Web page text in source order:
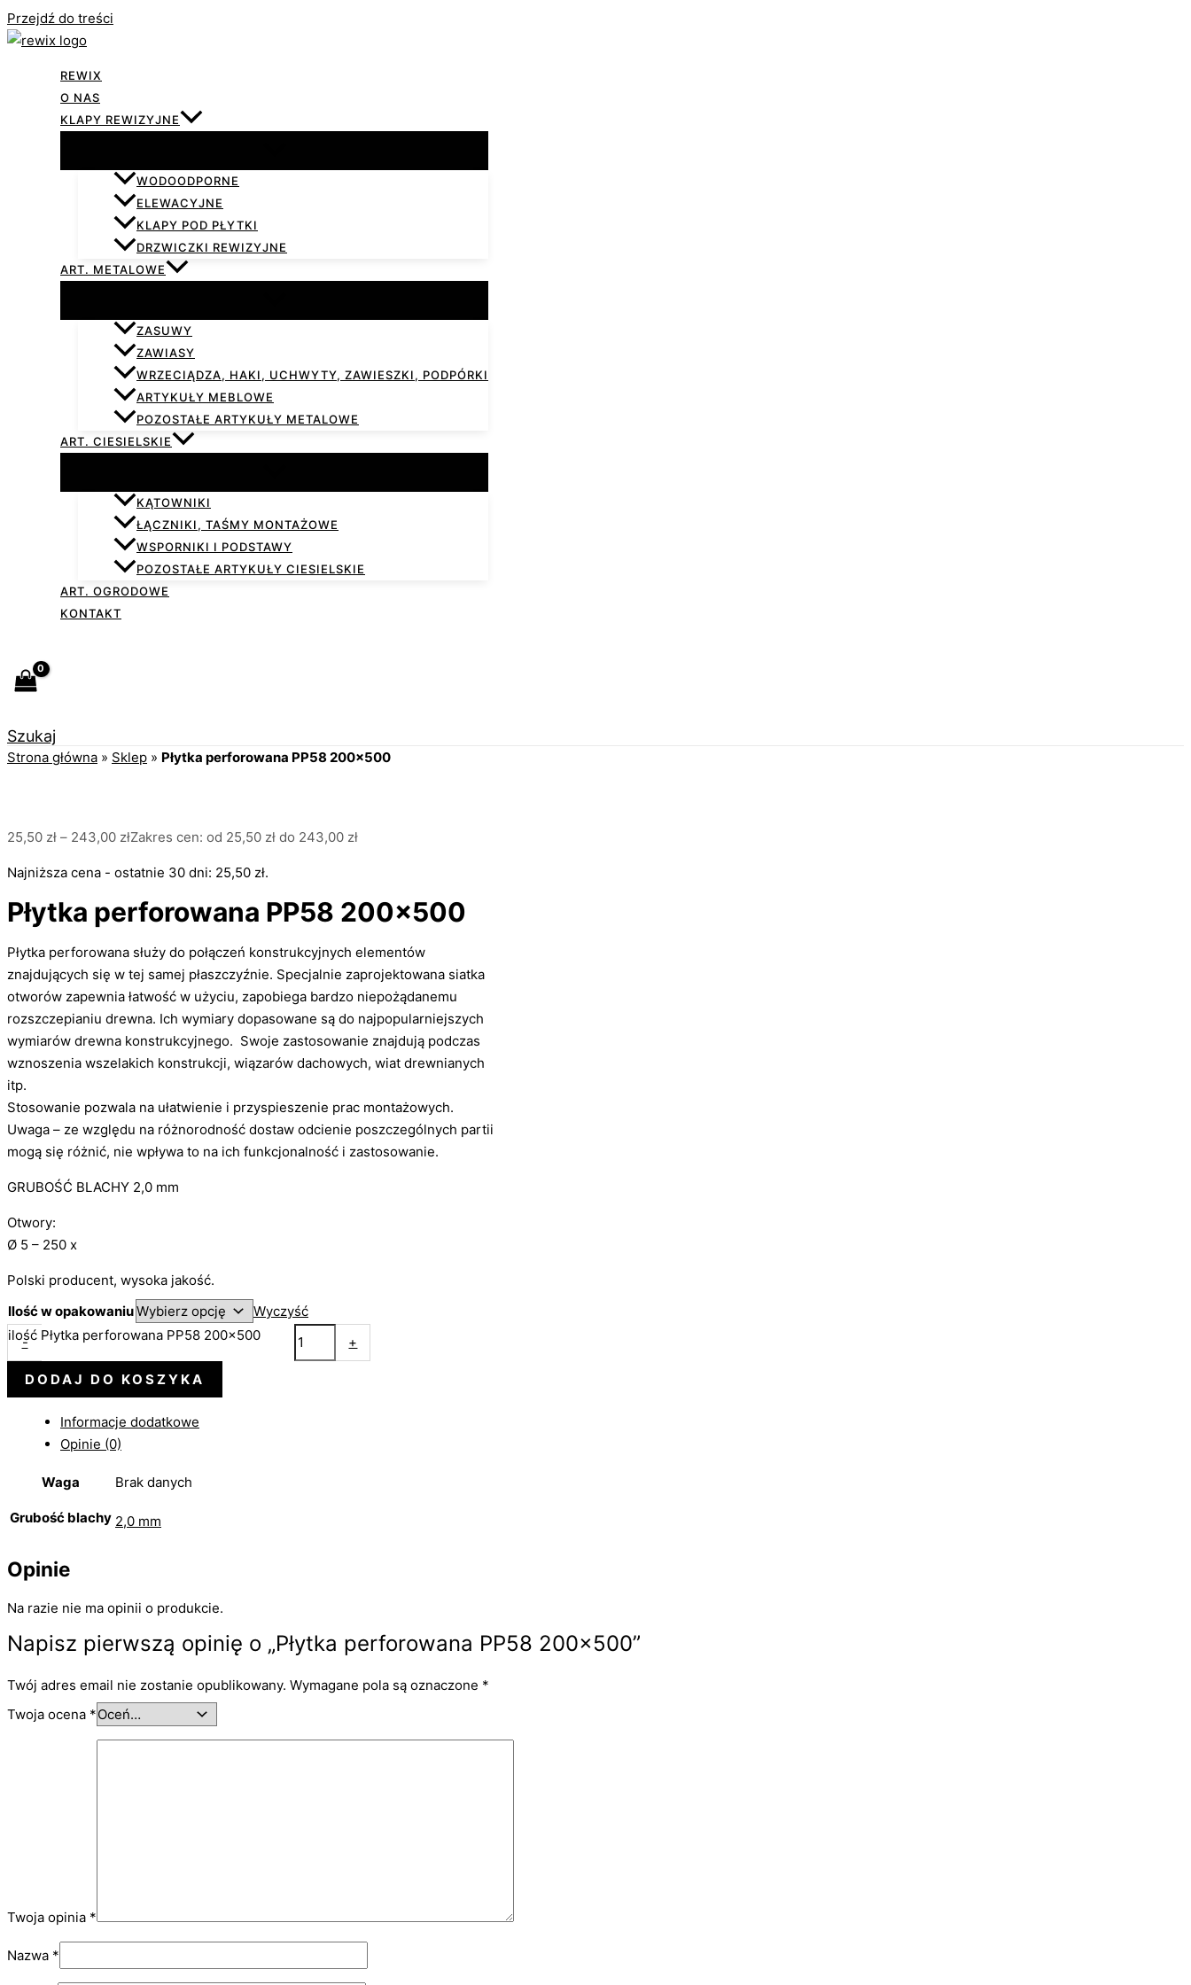
Przejdź do treści
REWIX
O NAS
KLAPY REWIZYJNE
WODOODPORNE
ELEWACYJNE
KLAPY POD PŁYTKI
DRZWICZKI REWIZYJNE
ART. METALOWE
ZASUWY
ZAWIASY
WRZECIĄDZA, HAKI, UCHWYTY, ZAWIESZKI, PODPÓRKI
ARTYKUŁY MEBLOWE
POZOSTAŁE ARTYKUŁY METALOWE
ART. CIESIELSKIE
KĄTOWNIKI
ŁĄCZNIKI, TAŚMY MONTAŻOWE
WSPORNIKI I PODSTAWY
POZOSTAŁE ARTYKUŁY CIESIELSKIE
ART. OGRODOWE
KONTAKT
Szukaj
Strona główna » Sklep » Płytka perforowana PP58 200×500
25,50 zł – 243,00 złZakres cen: od 25,50 zł do 243,00 zł
Najniższa cena - ostatnie 30 dni: 25,50 zł.
Płytka perforowana PP58 200×500
Płytka perforowana służy do połączeń konstrukcyjnych elementów
znajdujących się w tej samej płaszczyźnie. Specjalnie zaprojektowana siatka
otworów zapewnia łatwość w użyciu, zapobiega bardzo niepożądanemu
rozszczepianiu drewna. Ich wymiary dopasowane są do najpopularniejszych
wymiarów drewna konstrukcyjnego. Swoje zastosowanie znajdują podczas
wznoszenia wszelakich konstrukcji, wiązarów dachowych, wiat drewnianych
itp.
Stosowanie pozwala na ułatwienie i przyspieszenie prac montażowych.
Uwaga – ze względu na różnorodność dostaw odcienie poszczególnych partii
mogą się różnić, nie wpływa to na ich funkcjonalność i zastosowanie.
GRUBOŚĆ BLACHY 2,0 mm
Otwory:
Ø 5 – 250 x
Polski producent, wysoka jakość.
Ilość w opakowaniu
Wyczyść
-
ilość Płytka perforowana PP58 200x500 +
DODAJ DO KOSZYKA
Informacje dodatkowe
Opinie (0)
Waga Brak danych
Grubość blachy 2,0 mm
Opinie
Na razie nie ma opinii o produkcie.
Napisz pierwszą opinię o „Płytka perforowana PP58 200×500”
Twój adres email nie zostanie opublikowany. Wymagane pola są oznaczone *
Twoja ocena *
Twoja opinia *
Nazwa *